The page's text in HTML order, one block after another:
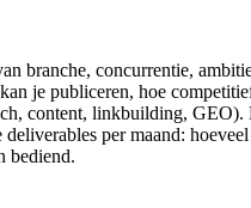
branche, concurrentie,
je publiceren, hoe
content, linkbuilding,
per maand:
bediend.